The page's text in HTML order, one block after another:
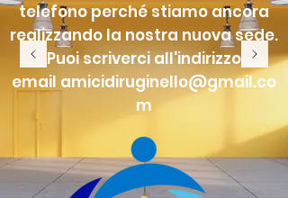
telefono perché stiamo ancora
realizzando la nostra nuova sede.
Puoi scriverci all'indirizzo
email amicidiruginello@gmail.co
m